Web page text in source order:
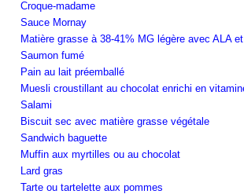
Croque-madame
Sauce Mornay
Matière grasse à 38-41% MG légère avec ALA
Saumon fumé
Pain au lait préemballé
Muesli croustillant au chocolat enrichi en
Salami
Biscuit sec avec matière grasse végétale
Sandwich baguette
Muffin aux myrtilles ou au chocolat
Lard gras
Tarte ou tartelette aux pommes